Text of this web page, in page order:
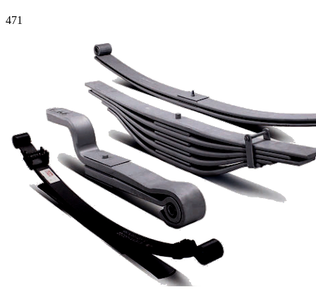
471